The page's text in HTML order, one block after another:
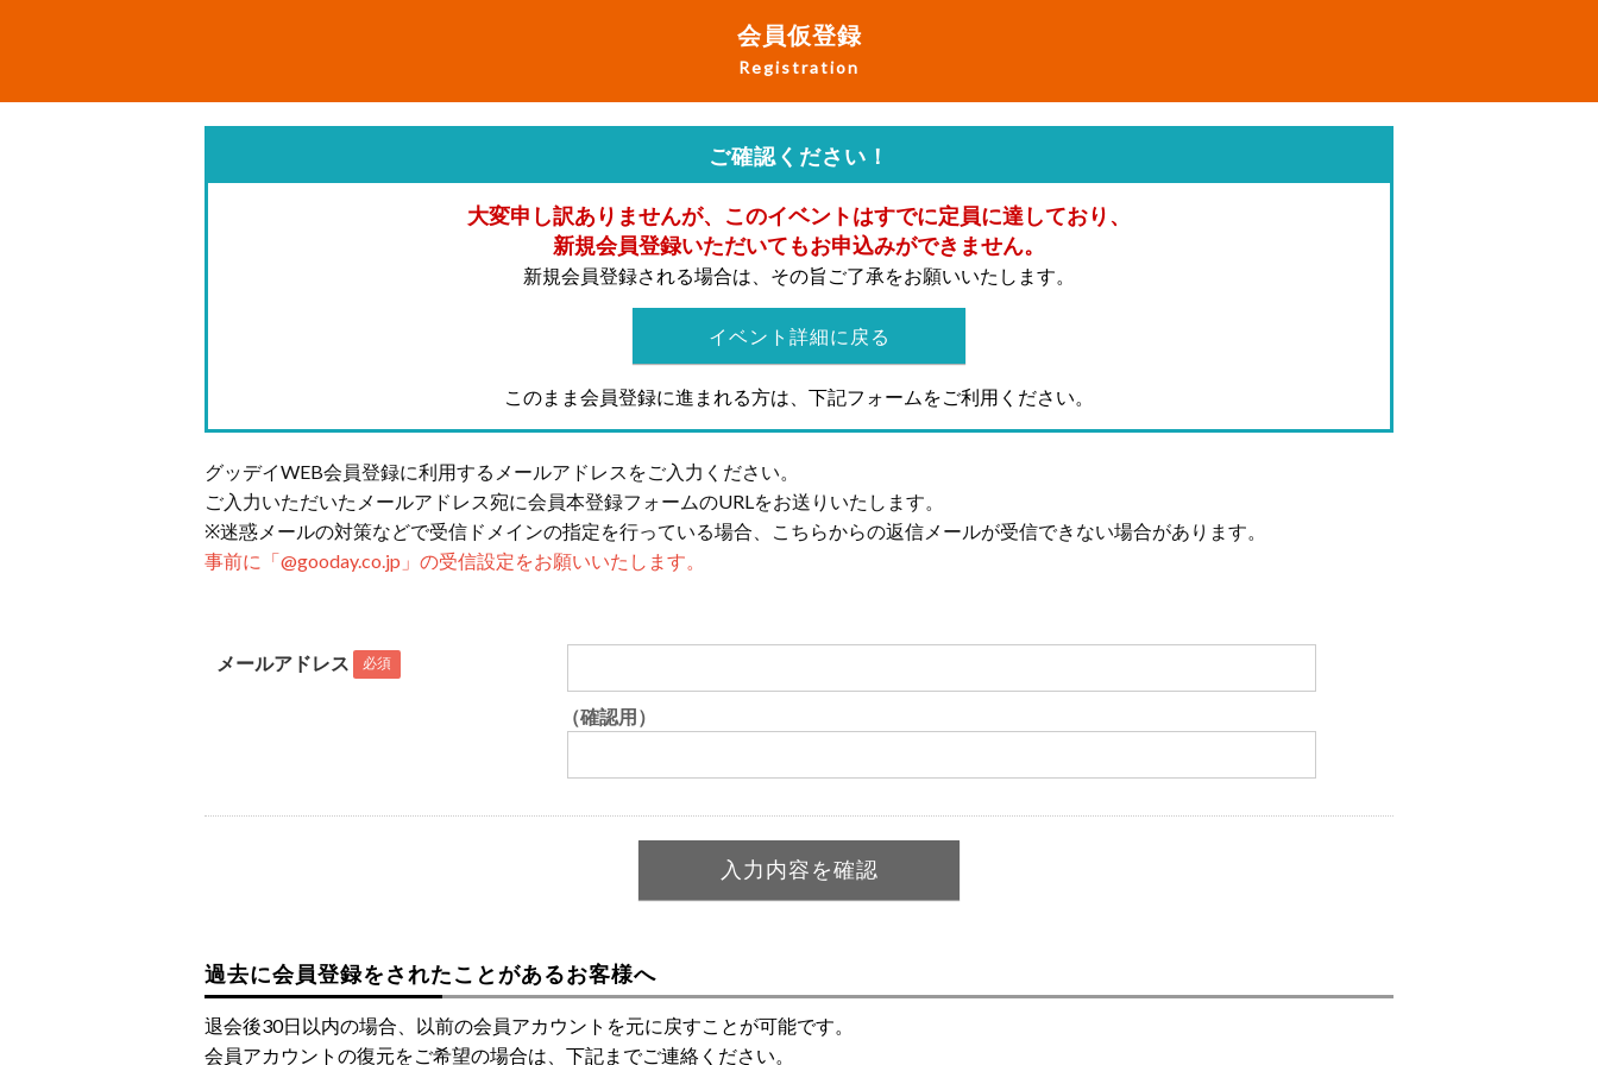
会員仮登録
Registration
ご確認ください！
大変申し訳ありませんが、このイベントはすでに定員に達しており、
新規会員登録いただいてもお申込みができません。
新規会員登録される場合は、その旨ご了承をお願いいたします。
イベント詳細に戻る
このまま会員登録に進まれる方は、下記フォームをご利用ください。
グッデイWEB会員登録に利用するメールアドレスをご入力ください。
ご入力いただいたメールアドレス宛に会員本登録フォームのURLをお送りいたします。
※迷惑メールの対策などで受信ドメインの指定を行っている場合、こちらからの返信メールが受信できない場合があります。
事前に「@gooday.co.jp」の受信設定をお願いいたします。
メールアドレス 必須
（確認用）
過去に会員登録をされたことがあるお客様へ
退会後30日以内の場合、以前の会員アカウントを元に戻すことが可能です。
会員アカウントの復元をご希望の場合は、下記までご連絡ください。